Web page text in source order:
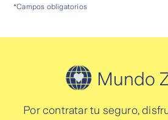
Mundo
Por contratar tu seguro,